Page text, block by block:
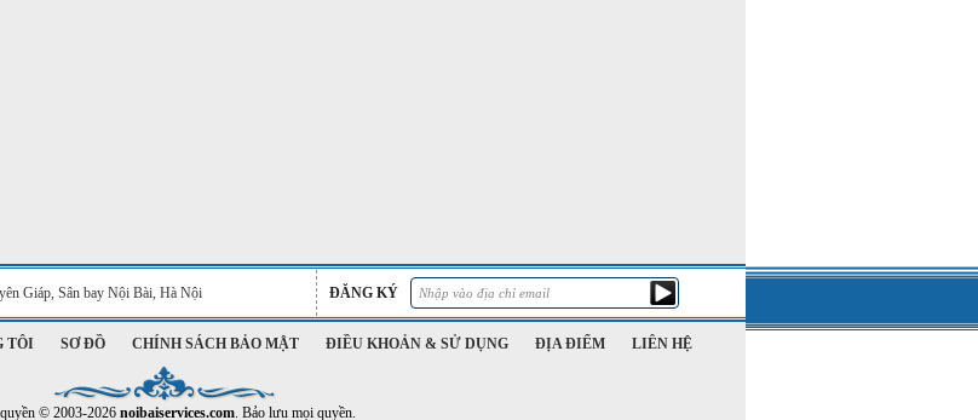
Giáp, Sân bay Nội Bài, Hà Nội ĐĂNG KÝ
TÔI SƠ ĐỒ CHÍNH SÁCH BẢO MẬT ĐIỀU KHOẢN & SỬ DỤNG ĐỊA ĐIỂM
LIÊN HỆ
© 2003-2026 noibaiservices.com. Bảo lưu mọi quyền.